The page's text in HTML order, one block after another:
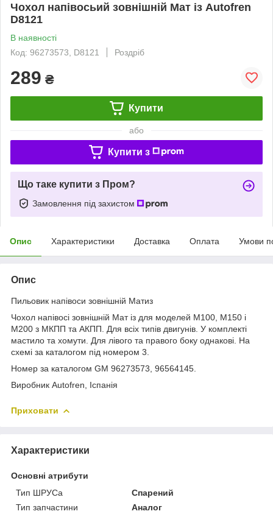
Чохол напівосьий зовнішній Мат із Autofren
D8121
В наявності
Код: 96273573, D8121
Роздріб
289 ₴
Купити
або
Купити з
Що таке купити з Пром?
Замовлення під захистом
Опис Характеристики Доставка Оплата Умови
Опис
Пильовик напівоси зовнішній Матиз
Чохол напівосі зовнішній Мат із для моделей М100, М150 і
М200 з МКПП та АКПП. Для всіх типів двигунів. У комплекті
мастило та хомути. Для лівого та правого боку однакові. На
схемі за каталогом під номером 3.
Номер за каталогом GM 96273573, 96564145.
Виробник Autofren, Іспанія
Приховати
Характеристики
Основні атрибути
Тип ШРУСа
Спарений
Тип запчастини
Аналог